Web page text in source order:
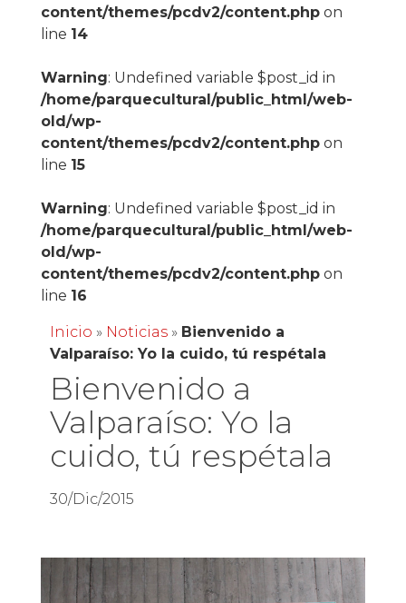
content/themes/pcdv2/content.phpon
line 14
Warning: Undefined variable $post_id in
/home/parquecultural/public_html/web-
old/wp-
content/themes/pcdv2/content.phpon
line 15
Warning: Undefined variable $post_id in
/home/parquecultural/public_html/web-
old/wp-
content/themes/pcdv2/content.phpon
line 16
Inicio » Noticias» Bienvenido a
Valparaíso: Yo la cuido, tú respétala
Bienvenido a
Valparaíso: Yo la
cuido, tú respétala
30/Dic/2015